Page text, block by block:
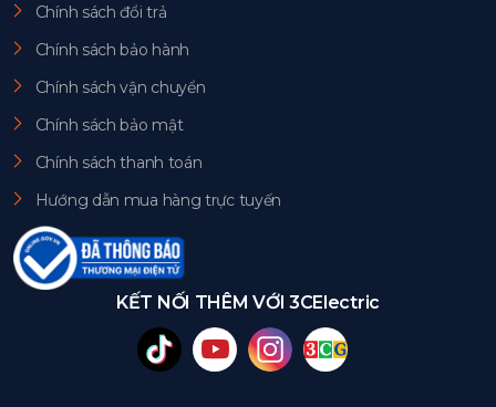
Chính sách đổi trả
Chính sách bảo hành
Chính sách vận chuyển
Chính sách bảo mật
Chính sách thanh toán
Hướng dẫn mua hàng trực tuyến
KẾT NỐI THÊM VỚI 3CElectric